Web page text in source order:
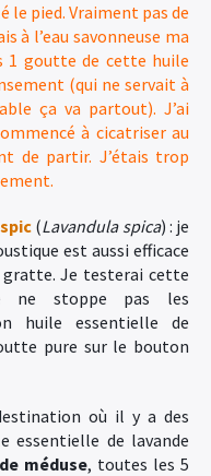
le pied. Vraiment pas de
à l’eau savonneuse ma
1 goutte de cette huile
(qui ne servait à
ça va partout). J’ai
à cicatriser au
de partir. J’étais trop
(Lavandula spica) : je
est aussi efficace
gratte. Je testerai cette
ne stoppe pas les
huile essentielle de
pure sur le bouton
où il y a des
essentielle de lavande
méduse, toutes les 5